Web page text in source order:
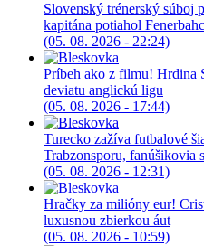
Slovenský trénerský súboj
kapitána potiahol
(05. 08. 2026 - 22:24)
Príbeh ako z filmu! Hrdina
deviatu anglickú ligu
(05. 08. 2026 - 17:44)
Turecko zažíva futbalové
Trabzonsporu, fanúšikovia
(05. 08. 2026 - 12:31)
Hračky za milióny eur!
luxusnou zbierkou áut
(05. 08. 2026 - 10:59)